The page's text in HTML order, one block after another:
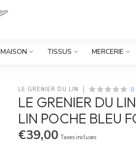
MAISON TISSUS MERCERIE
LE GRENIER DU LIN 0
LE GRENIER DU
LIN POCHE BLEU
€39,00 Taxes incluses